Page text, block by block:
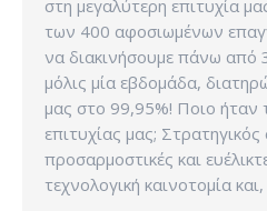
στη μεγαλύτερη επιτυχία
των 400 αφοσιωμένων
να διακινήσουμε πάνω από
μόλις μία εβδομάδα,
μας στο 99,95%! Ποιο ήταν
επιτυχίας μας;
προσαρμοστικές και
τεχνολογική καινοτομία